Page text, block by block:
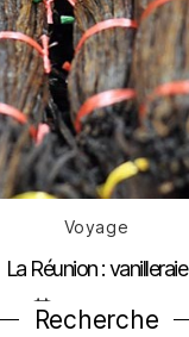
Catégories
Voyage
La Réunion : vanilleraie
Date
de
17 janvier 2014
Recherche